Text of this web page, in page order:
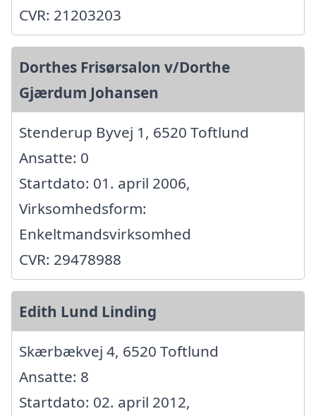
CVR: 21203203
Dorthes Frisørsalon v/Dorthe
Gjærdum Johansen
Stenderup Byvej 1, 6520 Toftlund
Ansatte: 0
Startdato: 01. april 2006,
Virksomhedsform:
Enkeltmandsvirksomhed
CVR: 29478988
Edith Lund Linding
Skærbækvej 4, 6520 Toftlund
Ansatte: 8
Startdato: 02. april 2012,